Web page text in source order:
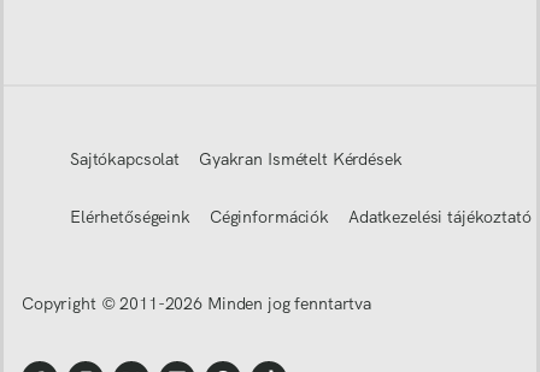
Sajtókapcsolat Gyakran Ismételt Kérdések
Elérhetőségeink Céginformációk Adatkezelési tájékoztató
Copyright © 2011-2026 Minden jog fenntartva